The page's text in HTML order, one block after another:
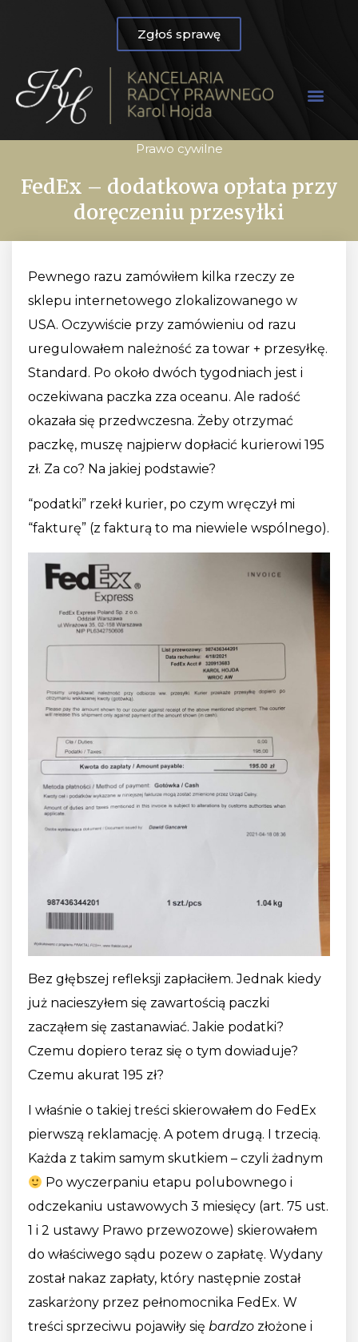
Zgłoś sprawę
Prawo cywilne
FedEx – dodatkowa opłata przy
doręczeniu przesyłki
Pewnego razu zamówiłem kilka rzeczy ze
sklepu internetowego zlokalizowanego w
USA. Oczywiście przy zamówieniu od razu
uregulowałem należność za towar + przesyłkę.
Standard. Po około dwóch tygodniach jest i
oczekiwana paczka zza oceanu. Ale radość
okazała się przedwczesna. Żeby otrzymać
paczkę, muszę najpierw dopłacić kurierowi 195
zł. Za co? Na jakiej podstawie?
“podatki” rzekł kurier, po czym wręczył mi
“fakturę” (z fakturą to ma niewiele wspólnego).
Bez głębszej refleksji zapłaciłem. Jednak kiedy
już nacieszyłem się zawartością paczki
zacząłem się zastanawiać. Jakie podatki?
Czemu dopiero teraz się o tym dowiaduje?
Czemu akurat 195 zł?
I właśnie o takiej treści skierowałem do FedEx
pierwszą reklamację. A potem drugą. I trzecią.
Każda z takim samym skutkiem – czyli żadnym
Po wyczerpaniu etapu polubownego i
odczekaniu ustawowych 3 miesięcy (art. 75 ust.
1 i 2 ustawy Prawo przewozowe) skierowałem
do właściwego sądu pozew o zapłatę. Wydany
został nakaz zapłaty, który następnie został
zaskarżony przez pełnomocnika FedEx. W
treści sprzeciwu pojawiły się bardzo złożone i